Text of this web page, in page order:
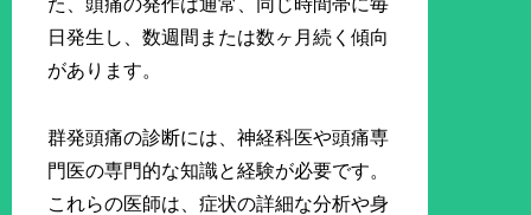
日発生し、数週間または数ヶ月続く傾向
があります。
群発頭痛の診断には、神経科医や頭痛専
門医の専門的な知識と経験が必要です。
これらの医師は、症状の詳細な分析や身